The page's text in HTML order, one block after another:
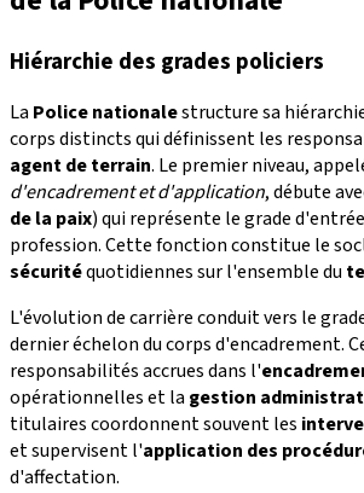
Hiérarchie des grades policiers
La Police nationalestructure sa
corps distincts qui définissent les
agent de terrain. Le premier niveau,
d'encadrement et d'application, débute
de la paix) qui représente le grade
profession. Cette fonction constitue le
sécuritéquotidiennes sur l'ensemble du
L'évolution de carrière conduit vers le
dernier échelon du corps d'encadrement.
responsabilités accrues dans l'
opérationnelles et la gestion
titulaires coordonnent souvent les
et supervisent l'application des
d'affectation.